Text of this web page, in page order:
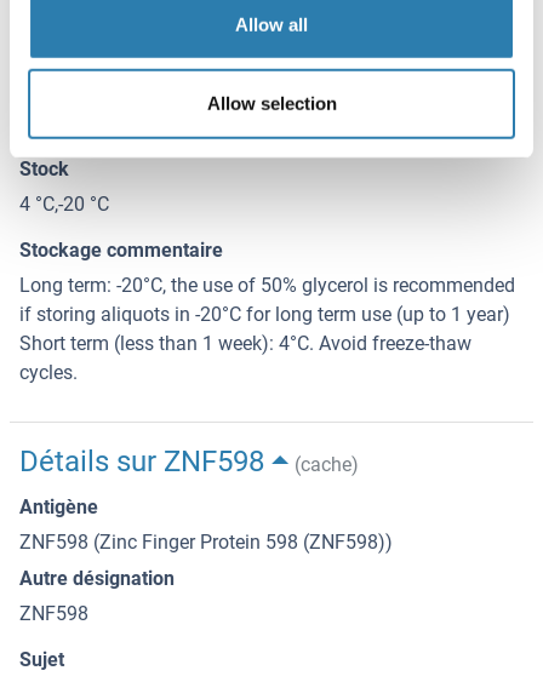
Allow all
Allow selection
Stock
4 °C,-20 °C
Stockage commentaire
Long term: -20°C, the use of 50% glycerol is recommended
if storing aliquots in -20°C for long term use (up to 1 year)
Short term (less than 1 week): 4°C. Avoid freeze-thaw
cycles.
Détails sur ZNF598
(cache)
Antigène
ZNF598 (Zinc Finger Protein 598 (ZNF598))
Autre désignation
ZNF598
Sujet